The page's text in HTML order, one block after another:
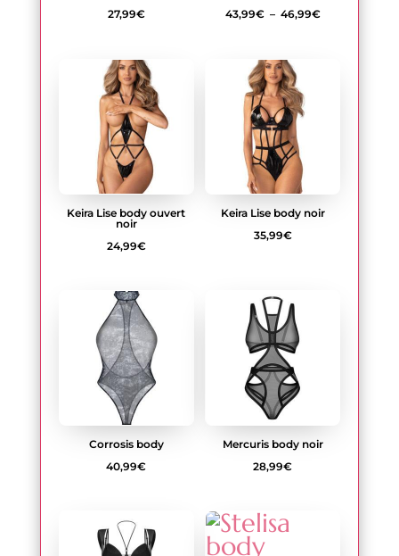
27,99€
43,99€ – 46,99€Plage
Keira Lise body ouvert
noir
24,99€
Keira Lise body noir
35,99€
Corrosis body
40,99€
Mercuris body noir
28,99€